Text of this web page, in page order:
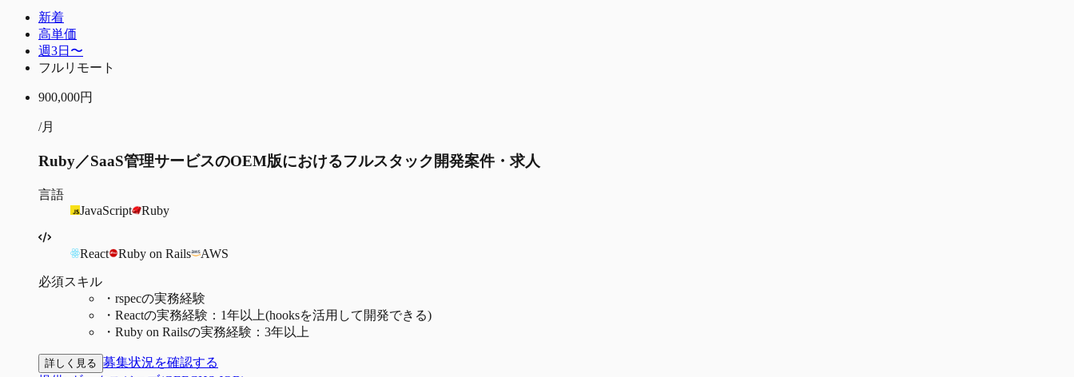
新着
高単価
週3日〜
フルリモート
900,000円
/月
Ruby／SaaS管理サービスのOEM版におけるフルスタック開発案件・求人
言語
JavaScript
Ruby
React Ruby on Rails AWS
必須スキル
・ rspecの実務経験
・ Reactの実務経験：1年以上(hooksを活用して開発できる)
・ Ruby on Railsの実務経験：3年以上
詳しく見る 募集状況を確認する